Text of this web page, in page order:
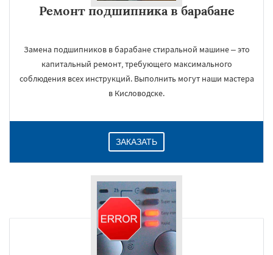
Ремонт подшипника в барабане
Замена подшипников в барабане стиральной машине – это
капитальный ремонт, требующего максимального
соблюдения всех инструкций. Выполнить могут наши мастера
в Кисловодске.
ЗАКАЗАТЬ